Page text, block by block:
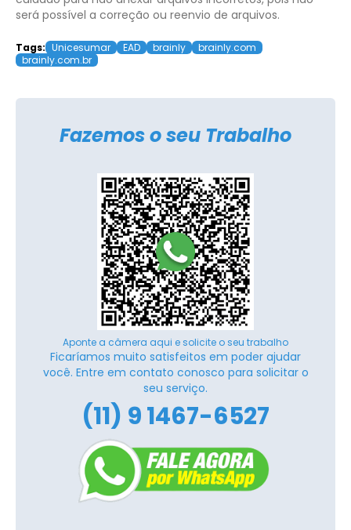
será possível a correção ou reenvio de arquivos.
Tags: Unicesumar EAD brainly
brainly.com
brainly.com.br
Fazemos o seu Trabalho
Aponte a câmera aqui e solicite o seu trabalho
Ficaríamos muito satisfeitos em poder ajudar
você. Entre em contato conosco para solicitar o
seu serviço.
(11) 9 1467-6527